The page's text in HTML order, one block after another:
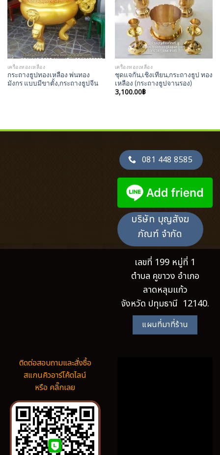
เครื่องทองเหลือง
กระถางธูปทองเหลือง พ่นทอง
มังกร แบบมีขาตั้ง,กระถางธูปจีน
เครื่องทองเหลือง
ชุดแจกัน,เชิงเทียน,กระถางธูป ทอง
เหลือง (กระถางธูปจานรอง)
3,100.00฿
081 448 8585
บริษัท บุญสังฆ
ภัณฑ์ จำกัด
เลขที่ 199 หมู่ที่ 1
ตำบล คูขาวง อำเภอ
ลาดหลุมแก้ว
จังหวัด ปทุมธานี 12140.
แผนที่มาที่ร้าน
ติดต่อสอบถามและสั่งซื้อ
สแกนคิวอาร์โค้ดไลน์
หรือ คลิ๊กเลย